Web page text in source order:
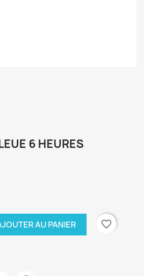
6 HEURES
AU PANIER favorite_border